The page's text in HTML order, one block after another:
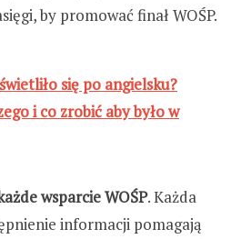
by promować finał WOŚP.
się po angielsku?
i co zrobić aby było w
wsparcie WOŚP. Każda
informacji pomagają